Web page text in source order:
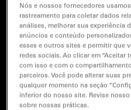
Nós e nossos fornecedores
rastreamento para coletar dados
análises, melhorar sua experiência
anúncios e conteúdo
esses e outros sites e permitir que
redes sociais. Ao clicar em “Aceitar
com isso e com o
parceiros. Você pode alterar suas
qualquer momento na seção
inferior do nosso site. Revise
sobre nossas práticas.